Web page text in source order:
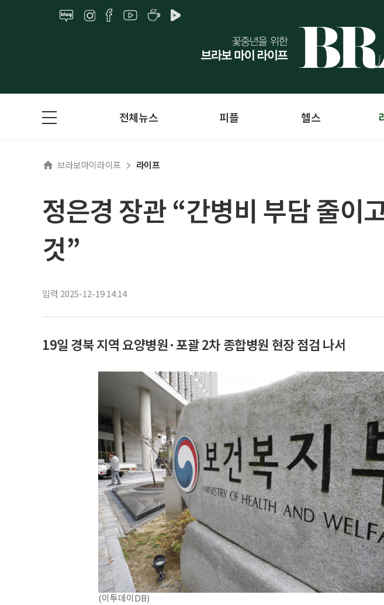
전체뉴스 피플 헬스
브라보마이라이프 라이프
정은경 장관 “간병비 부담 줄
것”
입력 2025-12-19 14:14
19일 경북 지역 요양병원·포괄 2차 종합병원 현장 점검 나서
(이투데이DB)